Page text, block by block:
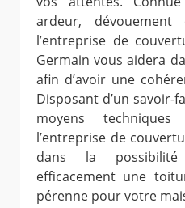
ardeur, dévouement
l’entreprise de
Germain vous aidera
afin d’avoir une
Disposant d’un savoir-
moyens
l’entreprise de
dans la
efficacement une
pérenne pour votre